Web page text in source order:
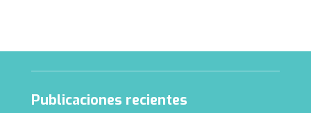
Publicaciones recientes